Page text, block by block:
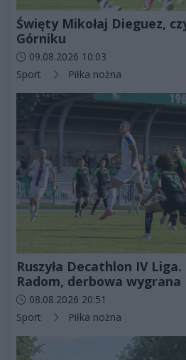
Święty Mikołaj Dieguez,
Górniku
Data dodania artykułu:
09.08.2026 10:03
Kategorie artykułu:
Sport Piłka nożna
Ruszyła Decathlon IV
Radom, derbowa wygrana
Data dodania artykułu:
08.08.2026 20:51
Kategorie artykułu:
Sport Piłka nożna